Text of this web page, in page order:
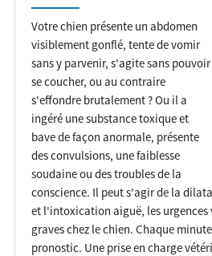
Votre chien présente un abdomen
visiblement gonflé, tente de vomir
sans y parvenir, s'agite sans pouvoir
se coucher, ou au contraire
s'effondre brutalement ? Ou il a
ingéré une substance toxique et
bave de façon anormale, présente
des convulsions, une faiblesse
soudaine ou des troubles de la
conscience. Il peut s'agir de la
et l'intoxication aiguë, les urgences
graves chez le chien. Chaque
pronostic. Une prise en charge